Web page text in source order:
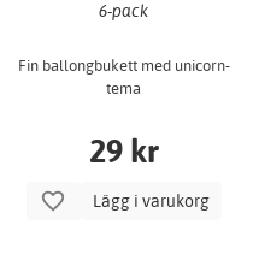
6-pack
Fin ballongbukett med unicorn-
tema
29 kr
Lägg i varukorg